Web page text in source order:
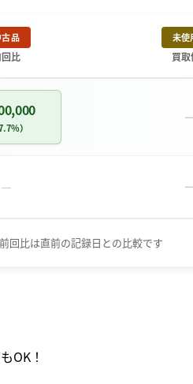
古品
比
未使
買
）
－
回比は直前の記録日との比較です
OK！